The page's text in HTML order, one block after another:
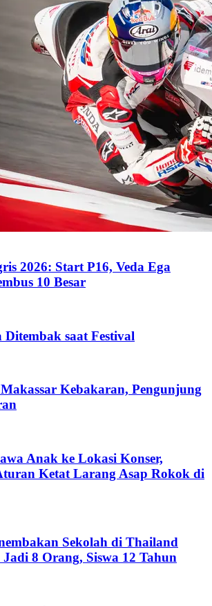
2026: Start P16, Veda Ega
10 Besar
Ditembak saat Festival
Kebakaran, Pengunjung
Anak ke Lokasi Konser,
Ketat Larang Asap Rokok di
Sekolah di Thailand
8 Orang, Siswa 12 Tahun